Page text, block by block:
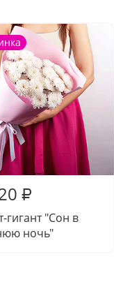
₽
гигант "Сон в
ночь"